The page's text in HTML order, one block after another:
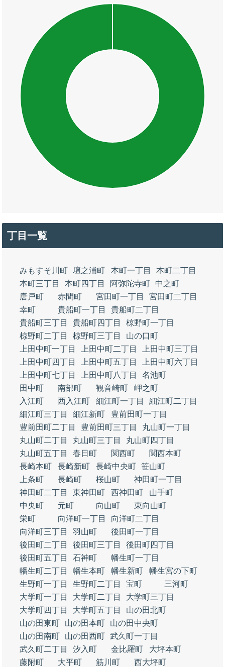
丁目一覧
みもすそ川町 壇之浦町 本町一丁目
本町二丁目
本町三丁目
本町四丁目 阿弥陀寺町
中之町
唐戸町
赤間町 宮田町一丁目
宮田町二丁目
幸町
貴船町一丁目
貴船町二丁目
貴船町三丁目
貴船町四丁目
椋野町一丁目
椋野町二丁目
椋野町三丁目
山の口町
上田中町一丁目
上田中町二丁目
上田中町三丁目
上田中町四丁目
上田中町五丁目
上田中町六丁目
上田中町七丁目
上田中町八丁目
名池町
田中町
南部町 観音崎町
岬之町
入江町
西入江町 細江町一丁目
細江町二丁目
細江町三丁目
細江新町
豊前田町一丁目
豊前田町二丁目
豊前田町三丁目
丸山町一丁目
丸山町二丁目
丸山町三丁目
丸山町四丁目
丸山町五丁目
春日町 関西町
関西本町
長崎本町
長崎新町 長崎中央町 笹山町
上条町
長崎町 桜山町
神田町一丁目
神田町二丁目
東神田町 西神田町
山手町
中央町
元町 向山町
東向山町
栄町
向洋町一丁目
向洋町二丁目
向洋町三丁目
羽山町
後田町一丁目
後田町二丁目
後田町三丁目
後田町四丁目
後田町五丁目
石神町
幡生町一丁目
幡生町二丁目
幡生本町 幡生新町
幡生宮の下町
生野町一丁目
生野町二丁目 宝町
三河町
大学町一丁目
大学町二丁目
大学町三丁目
大学町四丁目
大学町五丁目
山の田北町
山の田東町
山の田本町
山の田中央町
山の田南町
山の田西町 武久町一丁目
武久町二丁目
汐入町 金比羅町
大坪本町
藤附町
大平町 筋川町
西大坪町